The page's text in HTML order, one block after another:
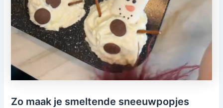
Zo maak je smeltende sneeuwpopjes